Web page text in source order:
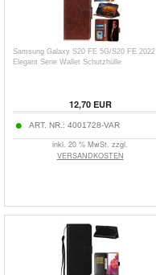
Samsung Galaxy S20 FE 5G/S20 FE 2022
Elegant Serie Wallet Schutzhülle
12,70EUR
ART. NR.: 4001728-VAR
inkl. 20 % MwSt. zzgl.
VERSANDKOSTEN